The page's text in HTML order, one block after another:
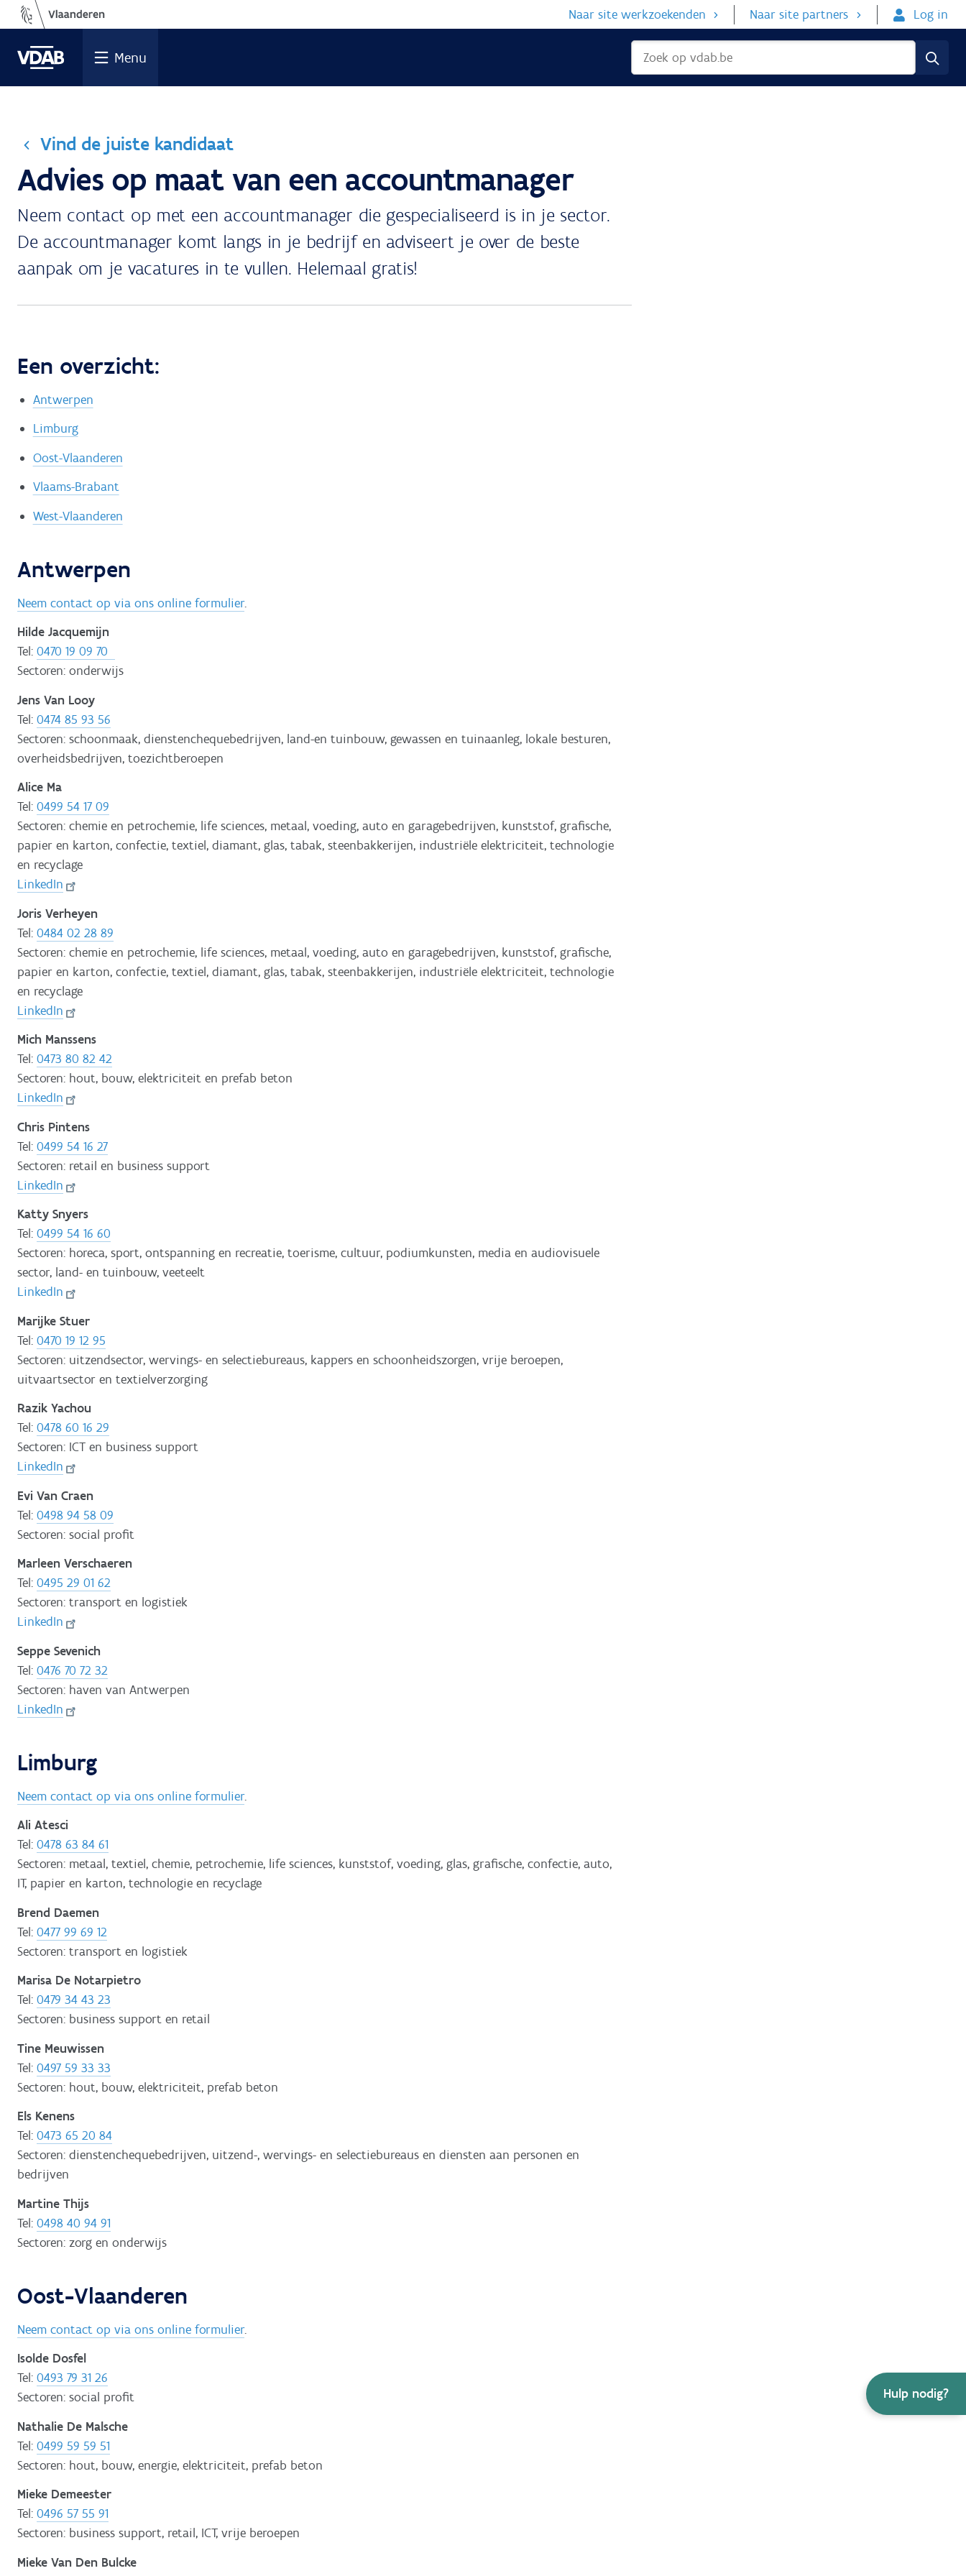
Ga
naar
de
inhoud
Naar site werkzoekenden Naar site partners Log in
Menu
Hulp nodig?
Vind de juiste kandidaat
Advies op maat van een accountmanager
Neem contact op met een accountmanager die gespecialiseerd is in je sector.
De accountmanager komt langs in je bedrijf en adviseert je over de beste
aanpak om je vacatures in te vullen. Helemaal gratis!
Een overzicht:
Antwerpen
Limburg
Oost-Vlaanderen
Vlaams-Brabant
West-Vlaanderen
Antwerpen
Neem contact op via ons online formulier.
Hilde Jacquemijn
Tel: 0470 19 09 70
Sectoren: onderwijs
Jens Van Looy
Tel: 0474 85 93 56
Sectoren: schoonmaak, dienstenchequebedrijven, land-en tuinbouw, gewassen en tuinaanleg, lokale besturen,
overheidsbedrijven, toezichtberoepen
Alice Ma
Tel: 0499 54 17 09
Sectoren: chemie en petrochemie, life sciences, metaal, voeding, auto en garagebedrijven, kunststof, grafische,
papier en karton, confectie, textiel, diamant, glas, tabak, steenbakkerijen, industriële elektriciteit, technologie
en recyclage
LinkedIn
Joris Verheyen
Tel: 0484 02 28 89
Sectoren: chemie en petrochemie, life sciences, metaal, voeding, auto en garagebedrijven, kunststof, grafische,
papier en karton, confectie, textiel, diamant, glas, tabak, steenbakkerijen, industriële elektriciteit, technologie
en recyclage
LinkedIn
Mich Manssens
Tel: 0473 80 82 42
Sectoren: hout, bouw, elektriciteit en prefab beton
LinkedIn
Chris Pintens
Tel: 0499 54 16 27
Sectoren: retail en business support
LinkedIn
Katty Snyers
Tel: 0499 54 16 60
Sectoren: horeca, sport, ontspanning en recreatie, toerisme, cultuur, podiumkunsten, media en audiovisuele
sector, land- en tuinbouw, veeteelt
LinkedIn
Marijke Stuer
Tel: 0470 19 12 95
Sectoren: uitzendsector, wervings- en selectiebureaus, kappers en schoonheidszorgen, vrije beroepen,
uitvaartsector en textielverzorging
Razik Yachou
Tel: 0478 60 16 29
Sectoren: ICT en business support
LinkedIn
Evi Van Craen
Tel: 0498 94 58 09
Sectoren: social profit
Marleen Verschaeren
Tel: 0495 29 01 62
Sectoren: transport en logistiek
LinkedIn
Seppe Sevenich
Tel: 0476 70 72 32
Sectoren: haven van Antwerpen
LinkedIn
Limburg
Neem contact op via ons online formulier.
Ali Atesci
Tel: 0478 63 84 61
Sectoren: metaal, textiel, chemie, petrochemie, life sciences, kunststof, voeding, glas, grafische, confectie, auto,
IT, papier en karton, technologie en recyclage
Brend Daemen
Tel: 0477 99 69 12
Sectoren: transport en logistiek
Marisa De Notarpietro
Tel: 0479 34 43 23
Sectoren: business support en retail
Tine Meuwissen
Tel: 0497 59 33 33
Sectoren: hout, bouw, elektriciteit, prefab beton
Els Kenens
Tel: 0473 65 20 84
Sectoren: dienstenchequebedrijven, uitzend-, wervings- en selectiebureaus en diensten aan personen en
bedrijven
Martine Thijs
Tel: 0498 40 94 91
Sectoren: zorg en onderwijs
Oost-Vlaanderen
Neem contact op via ons online formulier.
Isolde Dosfel
Tel: 0493 79 31 26
Sectoren: social profit
Nathalie De Malsche
Tel: 0499 59 59 51
Sectoren: hout, bouw, energie, elektriciteit, prefab beton
Mieke Demeester
Tel: 0496 57 55 91
Sectoren: business support, retail, ICT, vrije beroepen
Mieke Van Den Bulcke